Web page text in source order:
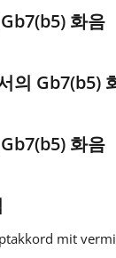
화음
의 Gb7(b5)
화음
mit